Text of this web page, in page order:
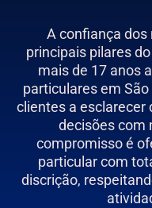
A confiança dos
principais pilares
mais de 17 anos
particulares em
clientes a esclarecer
decisões com
compromisso é
particular com
discrição,